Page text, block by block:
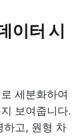
이터 시
세분화하여
보여줍니다.
하고, 원형 차